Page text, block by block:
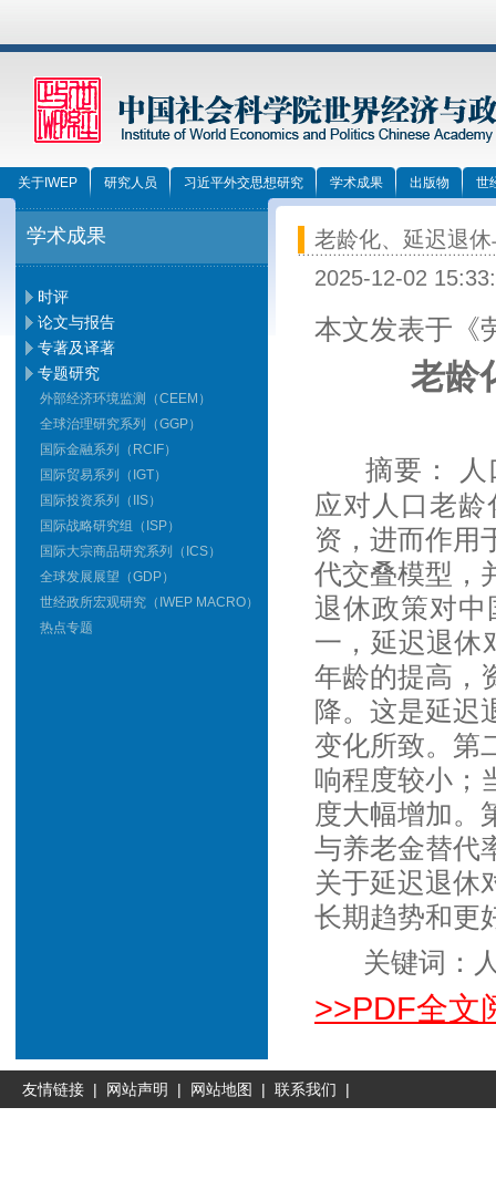
关于IWEP 研究人员 习近平外交思想研究 学术成果 出版物 世
学术成果
时评
论文与报告
专著及译著
专题研究
外部经济环境监测（CEEM）
全球治理研究系列（GGP）
国际金融系列（RCIF）
国际贸易系列（IGT）
国际投资系列（IIS）
国际战略研究组（ISP）
国际大宗商品研究系列（ICS）
全球发展展望（GDP）
世经政所宏观研究（IWEP MACRO）
热点专题
老龄化、延迟退
2025-12-02
本文发表于《
老龄
摘要：
应对人口老
资，进而作用
代交叠模型，
退休政策对
一，延迟退休
年龄的提高，
降。这是延迟
变化所致。第
响程度较小；
度大幅增加。
与养老金替代
关于延迟退休
长期趋势和更
关键词：
>>PDF全文
友情链接 | 网站声明 | 网站地图 | 联系我们 |